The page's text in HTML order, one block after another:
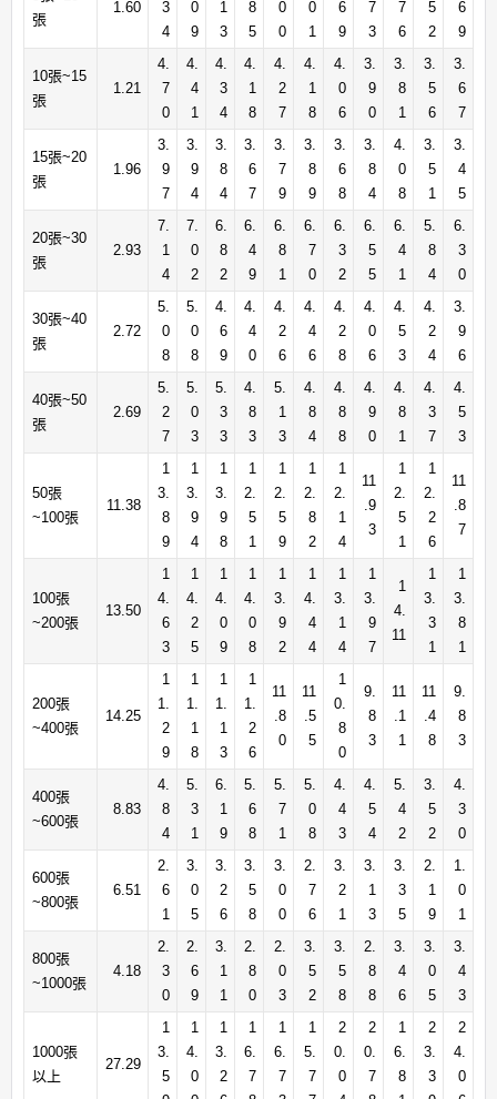
張
1.60
3
4
0
9
1
3
8
5
0
0
0
1
6
9
7
3
7
6
5
2
6
9
10張~15
張
1.21
4.
7
0
4.
4
1
4.
3
4
4.
1
8
4.
2
7
4.
1
8
4.
0
6
3.
9
0
3.
8
1
3.
5
6
3.
6
7
15張~20
張
1.96
3.
9
7
3.
9
4
3.
8
4
3.
6
7
3.
7
9
3.
8
9
3.
6
8
3.
8
4
4.
0
8
3.
5
1
3.
4
5
20張~30
張
2.93
7.
1
4
7.
0
2
6.
8
2
6.
4
9
6.
8
1
6.
7
0
6.
3
2
6.
5
5
6.
4
1
5.
8
4
6.
3
0
30張~40
張
2.72
5.
0
8
5.
0
8
4.
6
9
4.
4
0
4.
2
6
4.
4
6
4.
2
8
4.
0
6
4.
5
3
4.
2
4
3.
9
6
40張~50
張
2.69
5.
2
7
5.
0
3
5.
3
3
4.
8
3
5.
1
3
4.
8
4
4.
8
8
4.
9
0
4.
8
1
4.
3
7
4.
5
3
50張
~100張
11.38
1
3.
8
9
1
3.
9
4
1
3.
9
8
1
2.
5
1
1
2.
5
9
1
2.
8
2
1
2.
1
4
11
.9
3
1
2.
5
1
1
2.
2
6
11
.8
7
100張
~200張
13.50
1
4.
6
3
1
4.
2
5
1
4.
0
9
1
4.
0
8
1
3.
9
2
1
4.
4
4
1
3.
1
4
1
3.
9
7
1
4.
11
1
3.
3
1
1
3.
8
1
200張
~400張
14.25
1
1.
2
9
1
1.
1
8
1
1.
1
3
1
1.
2
6
11
.8
0
11
.5
5
1
0.
8
0
9.
8
3
11
.1
1
11
.4
8
9.
8
3
400張
~600張
8.83
4.
8
4
5.
3
1
6.
1
9
5.
6
8
5.
7
1
5.
0
8
4.
4
3
4.
5
4
5.
4
2
3.
5
2
4.
3
0
600張
~800張
6.51
2.
6
1
3.
0
5
3.
2
6
3.
5
8
3.
0
0
2.
7
6
3.
2
1
3.
1
3
3.
3
5
2.
1
9
1.
0
1
800張
~1000張
4.18
2.
3
0
2.
6
9
3.
1
1
2.
8
0
2.
0
3
3.
5
2
3.
5
8
2.
8
8
3.
4
6
3.
0
5
3.
4
3
1000張
以上
27.29
1
3.
5
1
4.
0
1
3.
2
1
6.
7
1
6.
7
1
5.
7
2
0.
0
2
0.
7
1
6.
8
2
3.
3
2
4.
0